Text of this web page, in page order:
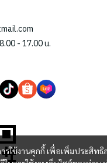
รใช้งานคุกกี้ เพื่อเพิ่มประสิทธิ
- 17.00 น.